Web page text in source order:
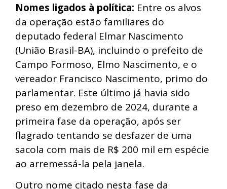
Nomes ligados à política: Entre os alvos
da operação estão familiares do
deputado federal Elmar Nascimento
(União Brasil-BA), incluindo o prefeito de
Campo Formoso, Elmo Nascimento, e o
vereador Francisco Nascimento, primo do
parlamentar. Este último já havia sido
preso em dezembro de 2024, durante a
primeira fase da operação, após ser
flagrado tentando se desfazer de uma
sacola com mais de R$ 200 mil em espécie
ao arremessá-la pela janela.
Outro nome citado nesta fase da